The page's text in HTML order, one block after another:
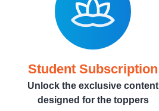
Student Subscription
Unlock the exclusive content
designed for the toppers